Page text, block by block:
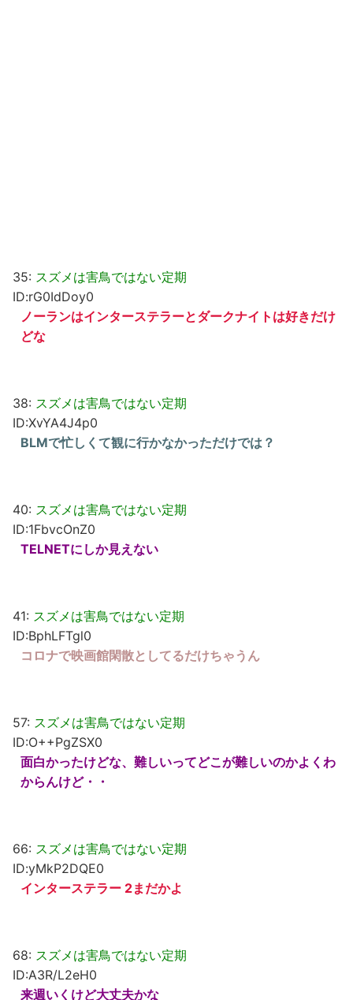
35: スズメは害鳥ではない定期
ID:rG0IdDoy0
ノーランはインターステラーとダークナイトは好きだけ
どな
38: スズメは害鳥ではない定期
ID:XvYA4J4p0
BLMで忙しくて観に行かなかっただけでは？
40: スズメは害鳥ではない定期
ID:1FbvcOnZ0
TELNETにしか見えない
41: スズメは害鳥ではない定期
ID:BphLFTgl0
コロナで映画館閑散としてるだけちゃうん
57: スズメは害鳥ではない定期
ID:O++PgZSX0
面白かったけどな、難しいってどこが難しいのかよくわ
からんけど・・
66: スズメは害鳥ではない定期
ID:yMkP2DQE0
インターステラー 2まだかよ
68: スズメは害鳥ではない定期
ID:A3R/L2eH0
来週いくけど大丈夫かな